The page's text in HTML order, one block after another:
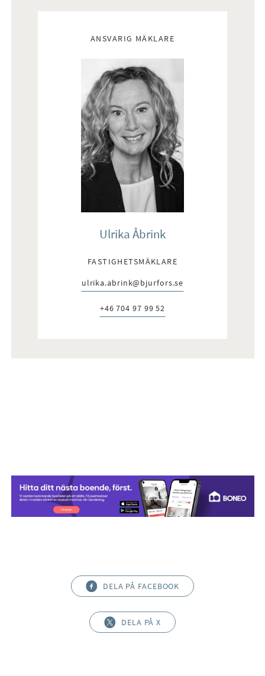
ANSVARIG MÄKLARE
Ulrika Åbrink
FASTIGHETSMÄKLARE
E-post:
ulrika.abrink@bjurfors.se
Telefon:
+46 704 97 99 52
DELA PÅ FACEBOOK
DELA PÅ X